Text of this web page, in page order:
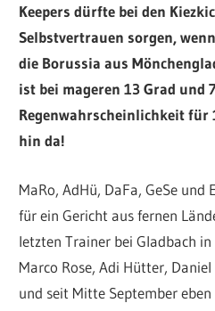
Keepers dürfte bei den
Selbstvertrauen sorgen,
die Borussia aus
ist bei mageren 13 Grad und
Regenwahrscheinlichkeit für
hin da!
MaRo, AdHü, DaFa, GeSe und
für ein Gericht aus fernen
letzten Trainer bei Gladbach
Marco Rose, Adi Hütter,
und seit Mitte September eben